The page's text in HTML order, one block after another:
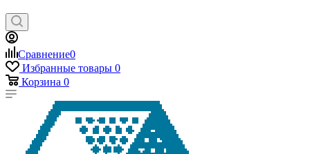
Сравнение0
Избранные товары 0
Корзина 0